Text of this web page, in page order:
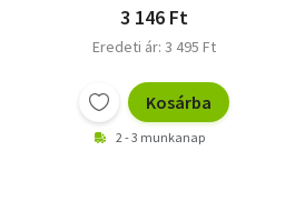
3 146 Ft
Eredeti ár: 3 495 Ft
Kosárba
2 - 3 munkanap